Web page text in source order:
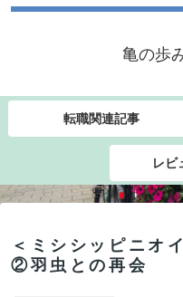
亀の歩
転職関連記事
レビ
＜ミシシッピニオ
②羽虫との再会